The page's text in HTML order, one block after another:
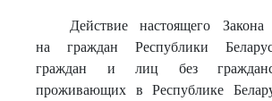
Действие настоящего Закона
на граждан Республики
граждан и лиц без
проживающих в Республике